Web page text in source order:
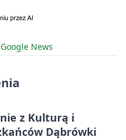
Google News
z Kulturą i
Dąbrówki